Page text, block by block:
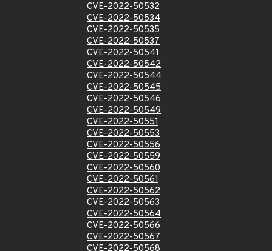
CVE-2022-50532
CVE-2022-50534
CVE-2022-50535
CVE-2022-50537
CVE-2022-50541
CVE-2022-50542
CVE-2022-50544
CVE-2022-50545
CVE-2022-50546
CVE-2022-50549
CVE-2022-50551
CVE-2022-50553
CVE-2022-50556
CVE-2022-50559
CVE-2022-50560
CVE-2022-50561
CVE-2022-50562
CVE-2022-50563
CVE-2022-50564
CVE-2022-50566
CVE-2022-50567